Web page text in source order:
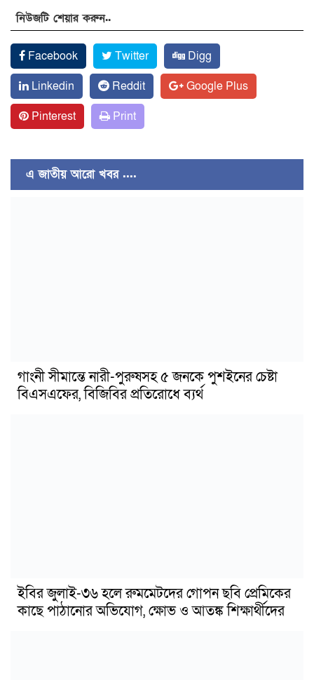
নিউজটি শেয়ার করুন..
Facebook Twitter
Digg
Linkedin
Reddit
Google Plus
Pinterest
Print
এ জাতীয় আরো খবর ....
গাংনী সীমান্তে নারী-পুরুষসহ ৫ জনকে পুশইনের চেষ্টা
বিএসএফের, বিজিবির প্রতিরোধে ব্যর্থ
ইবির জুলাই-৩৬ হলে রুমমেটদের গোপন ছবি প্রেমিকের
কাছে পাঠানোর অভিযোগ, ক্ষোভ ও আতঙ্ক শিক্ষার্থীদের